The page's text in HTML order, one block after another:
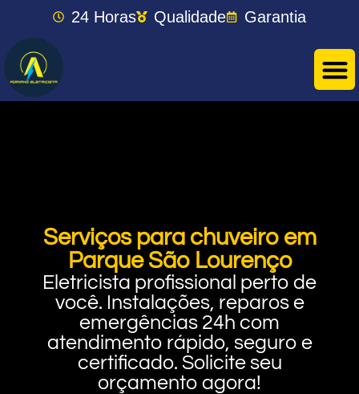
24 Horas Qualidade Garantia
Serviços para chuveiro em
Parque São Lourenço
Eletricista profissional perto de
você. Instalações, reparos e
emergências 24h com
atendimento rápido, seguro e
certificado. Solicite seu
orçamento agora!